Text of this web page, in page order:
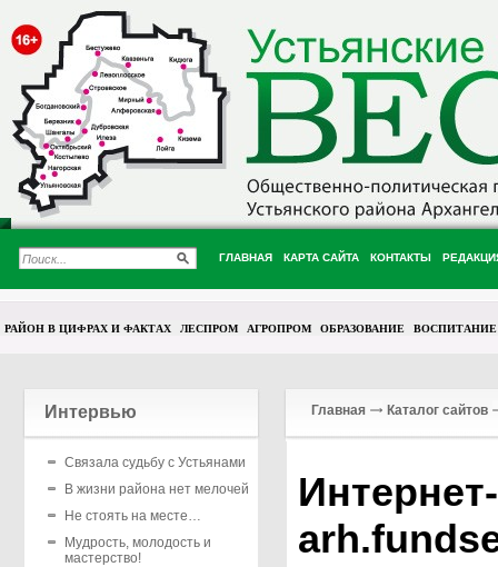
ГЛАВНАЯ КАРТА САЙТА КОНТАКТЫ
РАЙОН В ЦИФРАХ И ФАКТАХ ЛЕСПРОМ АГРОПРОМ ОБРАЗОВАНИЕ ВОСПИТАНИЕ
Интервью
Связала судьбу с Устьянами
В жизни района нет мелочей
Не стоять на месте…
Мудрость, молодость и
мастерство!
Главная Каталог сайтов